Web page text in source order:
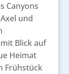
Canyons
und
Blick auf
Heimat
Frühstück